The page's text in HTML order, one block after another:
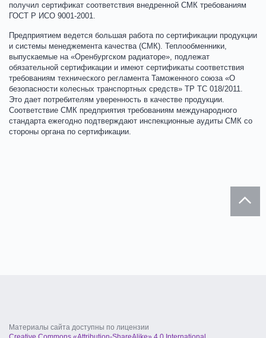
получил сертификат соответствия внедренной СМК требованиям
ГОСТ Р ИСО 9001-2001.
Предприятием ведется большая работа по сертификации продукции
и системы менеджемента качества (СМК). Теплообменники,
выпускаемые на «Оренбургском радиаторе», подлежат
обязательной сертификации и имеют сертификаты соответствия
требованиям технического регламента Таможенного союза «О
безопасности колесных транспортных средств» ТР ТС 018/2011.
Это дает потребителям уверенность в качестве продукции.
Соответствие СМК предприятия требованиям международного
стандарта ежегодно подтверждают инспекционные аудиты СМК со
стороны органа по сертификации.
Материалы сайта доступны по лицензии